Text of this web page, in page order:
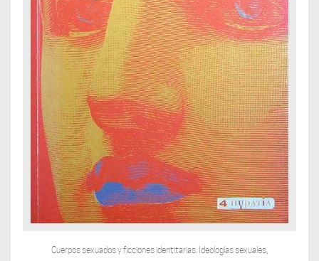
Cuerpos sexuados y ficciones identitarias. Ideologías sexuales,